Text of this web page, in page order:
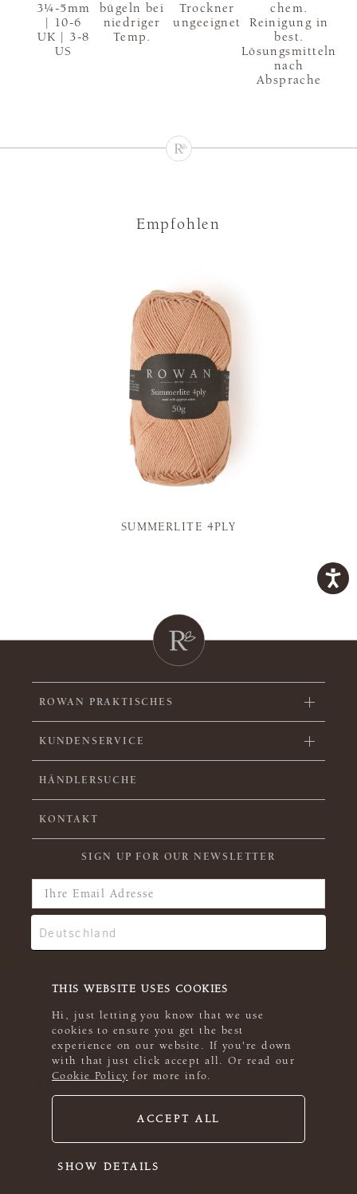
THIS WEBSITE USES COOKIES
Hi, just letting you know that we use
cookies to ensure you get the best
experience on our website. If you're down
with that just click accept all. Or read our
Cookie Policy for more info.
ACCEPT ALL
SHOW DETAILS
3¼-5mm
| 10-6
UK | 3-8
US
bügeln bei
niedriger
Temp.
Trockner
ungeeignet
chem.
Reinigung in
best.
Lösungsmitteln
nach
Absprache
Empfohlen
SUMMERLITE 4PLY
ROWAN PRAKTISCHES
KUNDENSERVICE
HÄNDLERSUCHE
KONTAKT
SIGN UP FOR OUR NEWSLETTER
© 2026 Rowan